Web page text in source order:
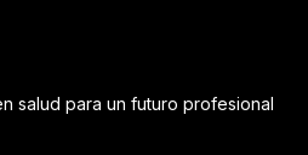
salud para un futuro profesional